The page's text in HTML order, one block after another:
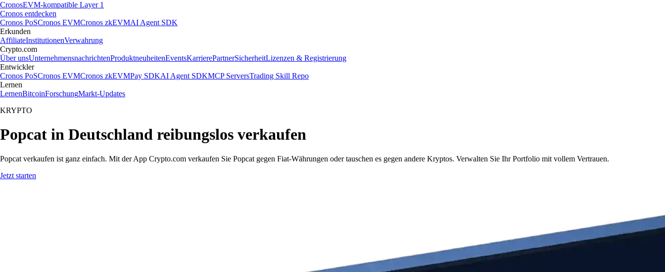
CronosEVM-kompatible Layer 1
Cronos entdecken
Cronos PoSCronos EVMCronos zkEVMAI Agent SDK
Erkunden
AffiliateInstitutionenVerwahrung
Crypto.com
Über unsUnternehmensnachrichtenProduktneuheitenEventsKarrierePartnerSicherheitLizenzen & Registrierung
Entwickler
Cronos PoSCronos EVMCronos zkEVMPay SDKAI Agent SDKMCP ServersTrading Skill Repo
Lernen
LernenBitcoinForschungMarkt-Updates
KRYPTO
Popcat in Deutschland reibungslos verkaufen
Popcat verkaufen ist ganz einfach. Mit der App Crypto.com verkaufen Sie Popcat gegen Fiat-Währungen oder tauschen es gegen andere Kryptos. Verwalten Sie Ihr Portfolio mit vollem Vertrauen.
Jetzt starten